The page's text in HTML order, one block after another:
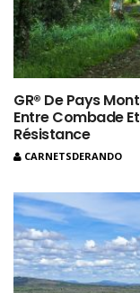
GR® De Pays
Entre Combade
Résistance
CARNETSDERANDO